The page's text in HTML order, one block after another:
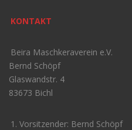
KONTAKT
Beira Maschkeraverein e.V.
Bernd Schöpf
Glaswandstr. 4
83673 Bichl
1. Vorsitzender: Bernd Schöpf